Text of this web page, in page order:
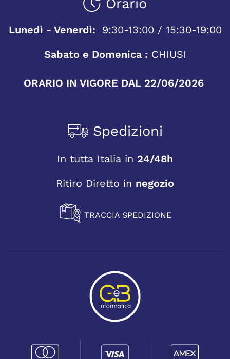
Orario
Lunedì - Venerdì:
9:30-13:00 / 15:30-19:00
Sabato e Domenica : CHIUSI
ORARIO IN VIGORE DAL 22/06/2026
Spedizioni
In tutta Italia in 24/48h
Ritiro Diretto in negozio
TRACCIA SPEDIZIONE